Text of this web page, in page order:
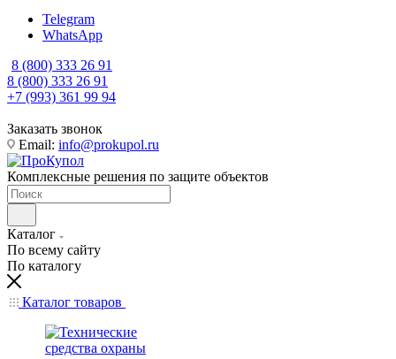
Telegram
WhatsApp
8 (800) 333 26 91
8 (800) 333 26 91
+7 (993) 361 99 94
Заказать звонок
Email: info@prokupol.ru
Комплексные решения по защите объектов
Каталог
По всему сайту
По каталогу
Каталог товаров